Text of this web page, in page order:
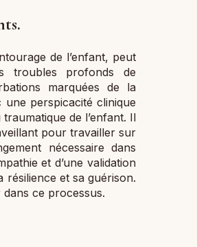
de l’enfant, peut
troubles profonds de
marquées de la
perspicacité clinique
de l’enfant. Il
pour travailler sur
nécessaire dans
et d’une validation
résilience et sa guérison.
ce processus.